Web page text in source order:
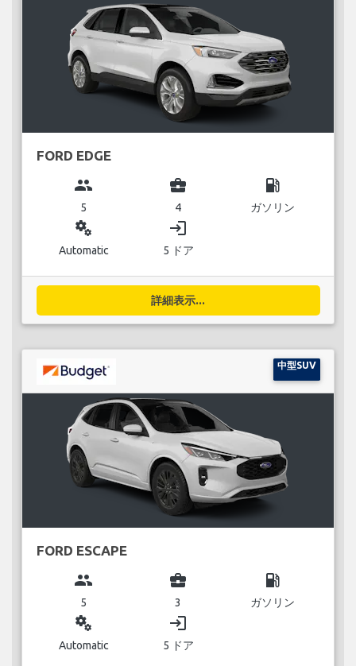
FORD EDGE
group
5
business_center
4
local_gas_station
ガソリン
miscellaneous_services
Automatic
login
5 ドア
詳細表示...
中型SUV
FORD ESCAPE
group
5
business_center
3
local_gas_station
ガソリン
miscellaneous_services
Automatic
login
5 ドア